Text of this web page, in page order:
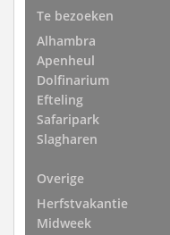
Te bezoeken
Alhambra
Apenheul
Dolfinarium
Efteling
Safaripark
Slagharen
Overige
Herfstvakantie
Midweek